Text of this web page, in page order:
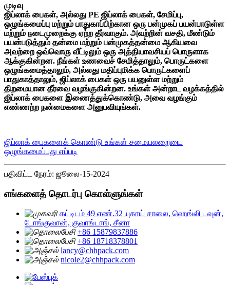
முடிவு
ஜிப்லாக் பைகள், அல்லது PE ஜிப்லாக் பைகள், சேமிப்பு,
ஒழுங்கமைப்பு மற்றும் பாதுகாப்பிற்கான ஒரு பன்முகப் பயன்பாடுள்ள
மற்றும் நடைமுறைக்கு ஏற்ற தீர்வாகும். அவற்றின் வசதி, மீண்டும்
பயன்படுத்தும் தன்மை மற்றும் பன்முகத்தன்மை ஆகியவை
அவற்றை ஒவ்வொரு வீட்டிலும் ஒரு அத்தியாவசியப் பொருளாக
ஆக்குகின்றன. நீங்கள் உணவைச் சேமித்தாலும், பொருட்களை
ஒழுங்கமைத்தாலும், அல்லது மதிப்புமிக்க பொருட்களைப்
பாதுகாத்தாலும், ஜிப்லாக் பைகள் ஒரு பயனுள்ள மற்றும்
திறமையான தீர்வை வழங்குகின்றன. உங்கள் அன்றாட வழக்கத்தில்
ஜிப்லாக் பைகளை இணைத்துக்கொண்டு, அவை வழங்கும்
எண்ணற்ற நன்மைகளை அனுபவியுங்கள்.
ஜிப்லாக் பைகளைக் கொண்டு உங்கள் சமையலறையை
ஒழுங்கமைப்பது எப்படி
பதிவிட்ட நேரம்: ஜூலை-15-2024
எங்களைத் தொடர்பு கொள்ளுங்கள்
கட்டிடம் 49 எண்.32 யுகாய் சாலை, ஹெங்லி டவுன்,
டோங்குவான், குவாங்டாங், சீனா
+86 15879837886
+86 18718378801
lancy@chhpack.com
nicole2@chhpack.com